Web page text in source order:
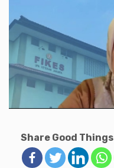
Share Good Things